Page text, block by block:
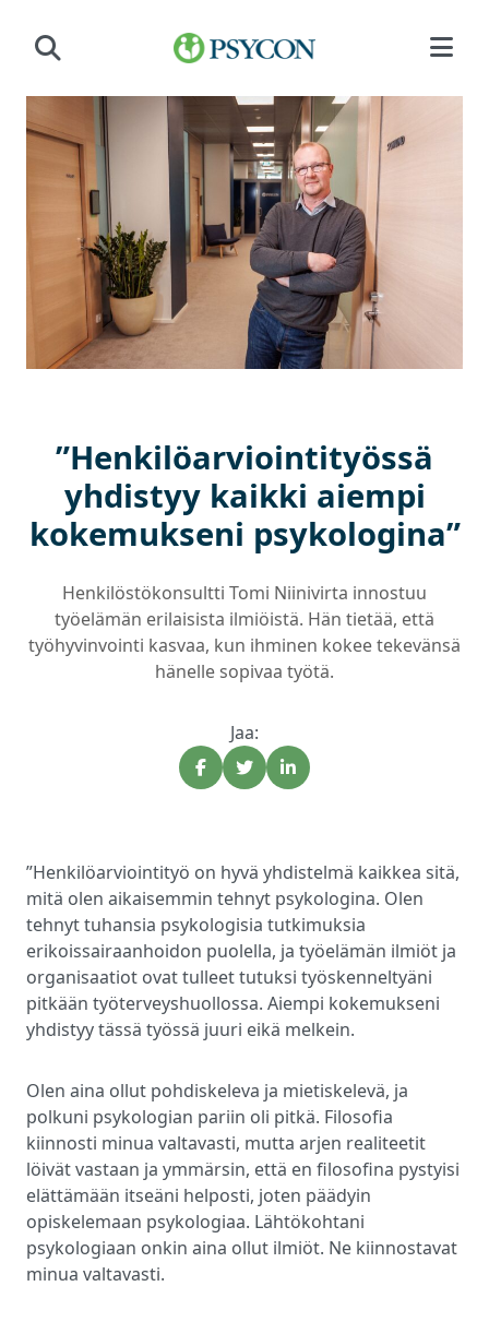
”Henkilöarviointityössä
yhdistyy kaikki aiempi
kokemukseni psykologina”
Henkilöstökonsultti Tomi Niinivirta innostuu
työelämän erilaisista ilmiöistä. Hän tietää, että
työhyvinvointi kasvaa, kun ihminen kokee tekevänsä
hänelle sopivaa työtä.
Jaa:
”Henkilöarviointityö on hyvä yhdistelmä kaikkea sitä,
mitä olen aikaisemmin tehnyt psykologina. Olen
tehnyt tuhansia psykologisia tutkimuksia
erikoissairaanhoidon puolella, ja työelämän ilmiöt ja
organisaatiot ovat tulleet tutuksi työskenneltyäni
pitkään työterveyshuollossa. Aiempi kokemukseni
yhdistyy tässä työssä juuri eikä melkein.
Olen aina ollut pohdiskeleva ja mietiskelevä, ja
polkuni psykologian pariin oli pitkä. Filosofia
kiinnosti minua valtavasti, mutta arjen realiteetit
löivät vastaan ja ymmärsin, että en filosofina pystyisi
elättämään itseäni helposti, joten päädyin
opiskelemaan psykologiaa. Lähtökohtani
psykologiaan onkin aina ollut ilmiöt. Ne kiinnostavat
minua valtavasti.